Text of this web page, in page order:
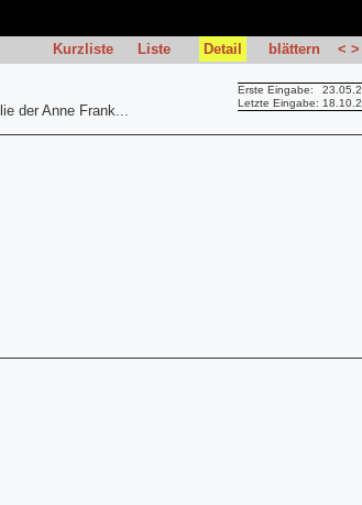
Kurzliste Liste Detail blättern < >
Erste Eingabe:
Letzte Eingabe:
der Anne Frank...